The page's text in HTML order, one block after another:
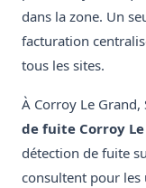
dans la zone. Un
facturation
tous les sites.
À Corroy Le Grand,
de fuite Corroy
détection de fuite
consultent pour les